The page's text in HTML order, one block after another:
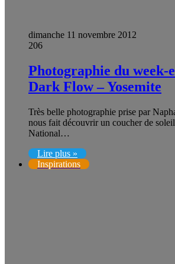
dimanche 11 novembre 2012
206
Photographie du week-
Dark Flow – Yosemite
Très belle photographie prise par
nous fait découvrir un coucher de
National…
Lire plus »
Inspirations